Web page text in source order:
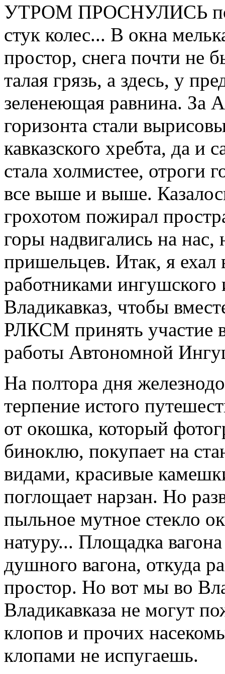
УТРОМ ПРОСНУЛИСЬ
стук колес... В окна
простор, снега почти не
талая грязь, а здесь, у
зеленеющая равнина. За
горизонта стали
кавказского хребта, да
стала холмистее, отроги
все выше и выше.
грохотом пожирал
горы надвигались на
пришельцев. Итак, я ехал
работниками ингушского
Владикавказ, чтобы
РЛКСМ принять участие
работы Автономной
На полтора дня
терпение истого
от окошка, который
биноклю, покупает на
видами, красивые
поглощает нарзан. Но
пыльное мутное стекло
натуру... Площадка
душного вагона, откуда
простор. Но вот мы во
Владикавказа не могут
клопов и прочих
клопами не испугаешь.